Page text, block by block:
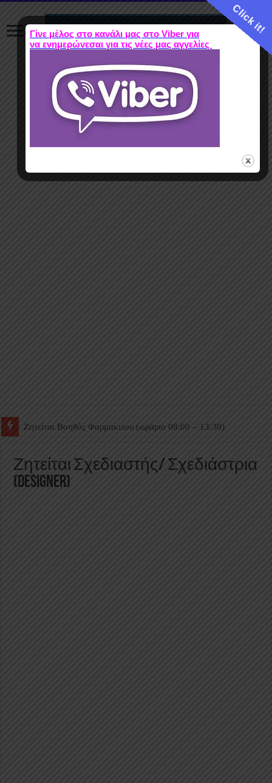
Ζητείται Βοηθός Θαλάμου
Ζητείται Σχεδιαστής/ Σχεδιάστρια
(Designer)
Click it!
Γίνε μέλος στο κανάλι μας στο Viber για
να ενημερώνεσαι για τις νέες μας αγγελίες